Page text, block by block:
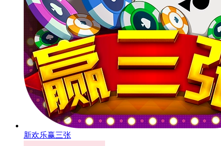
新欢乐赢三张